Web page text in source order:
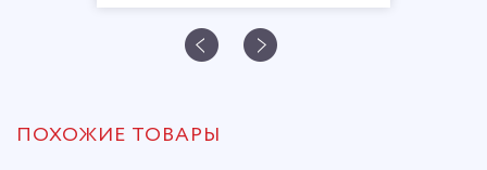
ПОХОЖИЕ ТОВАРЫ